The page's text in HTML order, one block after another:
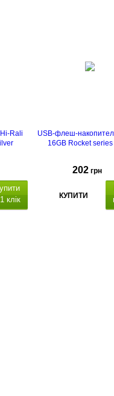
Rali
клік
USB-флеш-
16GB Rocket
202 грн
КУПИТИ